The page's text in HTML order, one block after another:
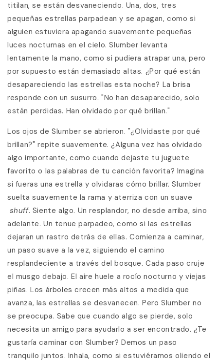
titilan, se están desvaneciendo. Una, dos, tres
pequeñas estrellas parpadean y se apagan, como si
alguien estuviera apagando suavemente pequeñas
luces nocturnas en el cielo. Slumber levanta
lentamente la mano, como si pudiera atrapar una, pero
por supuesto están demasiado altas. ¿Por qué están
desapareciendo las estrellas esta noche? La brisa
responde con un susurro. "No han desaparecido, solo
están perdidas. Han olvidado por qué brillan."
Los ojos de Slumber se abrieron. "¿Olvidaste por qué
brillan?" repite suavemente. ¿Alguna vez has olvidado
algo importante, como cuando dejaste tu juguete
favorito o las palabras de tu canción favorita? Imagina
si fueras una estrella y olvidaras cómo brillar. Slumber
suelta suavemente la rama y aterriza con un suave
shuff. Siente algo. Un resplandor, no desde arriba, sino
adelante. Un tenue parpadeo, como si las estrellas
dejaran un rastro detrás de ellas. Comienza a caminar,
un paso suave a la vez, siguiendo el camino
resplandeciente a través del bosque. Cada paso cruje
el musgo debajo. El aire huele a rocío nocturno y viejas
piñas. Los árboles crecen más altos a medida que
avanza, las estrellas se desvanecen. Pero Slumber no
se preocupa. Sabe que cuando algo se pierde, solo
necesita un amigo para ayudarlo a ser encontrado. ¿Te
gustaría caminar con Slumber? Demos un paso
tranquilo juntos. Inhala, como si estuviéramos oliendo el